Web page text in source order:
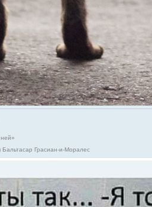
Бальтасар Грасиан-и-Моралес